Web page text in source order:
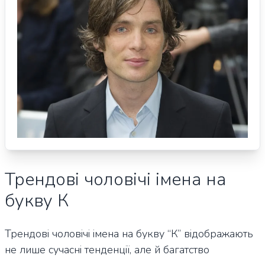
Трендові чоловічі імена на
букву К
Трендові чоловічі імена на букву “К” відображають
не лише сучасні тенденції, але й багатство